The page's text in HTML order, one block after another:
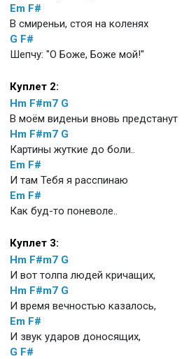
Em F#
В смиреньи, стоя на коленях
G F#
Шепчу: "О Боже, Боже мой!"
Куплет 2:
Hm F#m7 G
В моём виденьи вновь предстанут
Hm F#m7 G
Картины жуткие до боли..
Em F#
И там Тебя я расспинаю
Em F#
Как буд-то поневоле..
Куплет 3:
Hm F#m7 G
И вот толпа людей кричащих,
Hm F#m7 G
И время вечностью казалось,
Em F#
И звук ударов доносящих,
G F#